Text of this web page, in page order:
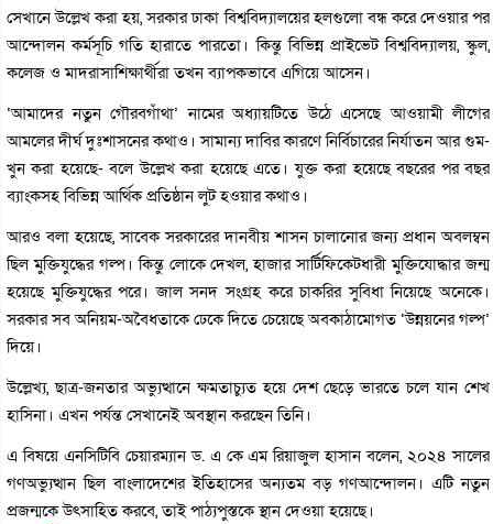
সেখানে উল্লেখ করা হয়, সরকার ঢাকা বিশ্ববিদ্যালয়ের হলগুলো বন্ধ করে দেওয়ার পর
আন্দোলন কর্মসূচি গতি হারাতে পারতো। কিন্তু বিভিন্ন প্রাইভেট বিশ্ববিদ্যালয়, স্কুল,
কলেজ ও মাদরাসাশিক্ষার্থীরা তখন ব্যাপকভাবে এগিয়ে আসেন।
‘আমাদের নতুন গৌরবগাঁথা’ নামের অধ্যায়টিতে উঠে এসেছে আওয়ামী লীগের
আমলের দীর্ঘ দুঃশাসনের কথাও। সামান্য দাবির কারণে নির্বিচারের নির্যাতন আর গুম-
খুন করা হয়েছে- বলে উল্লেখ করা হয়েছে এতে। যুক্ত করা হয়েছে বছরের পর বছর
ব্যাংকসহ বিভিন্ন আর্থিক প্রতিষ্ঠান লুট হওয়ার কথাও।
আরও বলা হয়েছে, সাবেক সরকারের দানবীয় শাসন চালানোর জন্য প্রধান অবলম্বন
ছিল মুক্তিযুদ্ধের গল্প। কিন্তু লোকে দেখল, হাজার সার্টিফিকেটধারী মুক্তিযোদ্ধার জন্ম
হয়েছে মুক্তিযুদ্ধের পরে। জাল সনদ সংগ্রহ করে চাকরির সুবিধা নিয়েছে অনেকে।
সরকার সব অনিয়ম-অবৈধতাকে ঢেকে দিতে চেয়েছে অবকাঠামোগত ‘উন্নয়নের গল্প’
দিয়ে।
উল্লেখ্য, ছাত্র-জনতার অভ্যুত্থানে ক্ষমতাচ্যুত হয়ে দেশ ছেড়ে ভারতে চলে যান শেখ
হাসিনা। এখন পর্যন্ত সেখানেই অবস্থান করছেন তিনি।
এ বিষয়ে এনসিটিবি চেয়ারম্যান ড. এ কে এম রিয়াজুল হাসান বলেন, ২০২৪ সালের
গণঅভ্যুত্থান ছিল বাংলাদেশের ইতিহাসের অন্যতম বড় গণআন্দোলন। এটি নতুন
প্রজন্মকে উৎসাহিত করবে, তাই পাঠ্যপুস্তকে স্থান দেওয়া হয়েছে।